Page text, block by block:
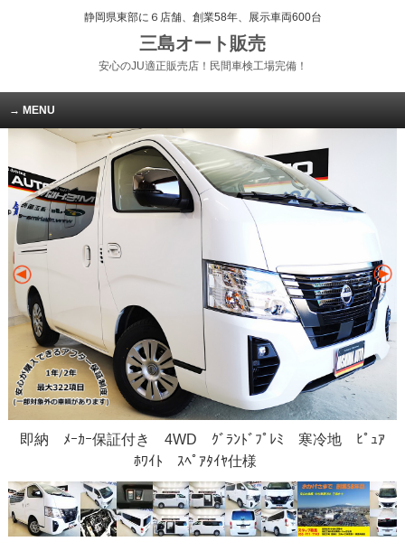
静岡県東部に６店舗、創業58年、展示車両600台
三島オート販売
安心のJU適正販売店！民間車検工場完備！
MENU
即納 ﾒｰｶｰ保証付き 4WD ｸﾞﾗﾝﾄﾞﾌﾟﾚﾐ 寒冷地 ﾋﾟｭｱ
ﾎﾜｲﾄ ｽﾍﾟｱﾀｲﾔ仕様